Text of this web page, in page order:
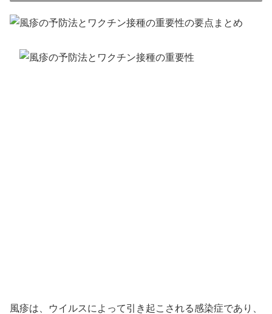
風疹は、ウイルスによって引き起こされる感染症であり、